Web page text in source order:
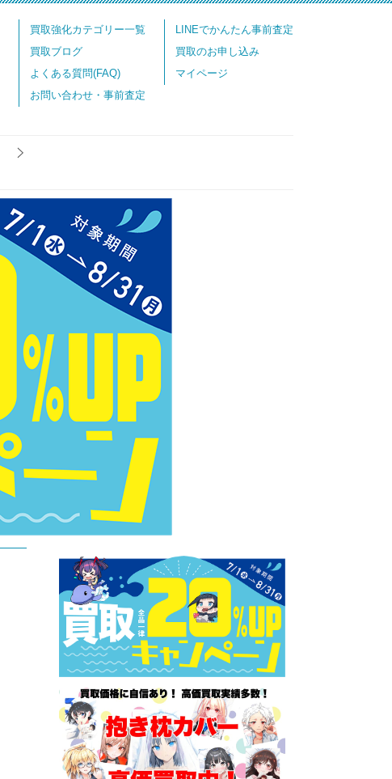
買取強化カテゴリー一覧
買取ブログ
よくある質問(FAQ)
お問い合わせ・事前査定
LINEでかんたん事前査定
買取のお申し込み
マイページ